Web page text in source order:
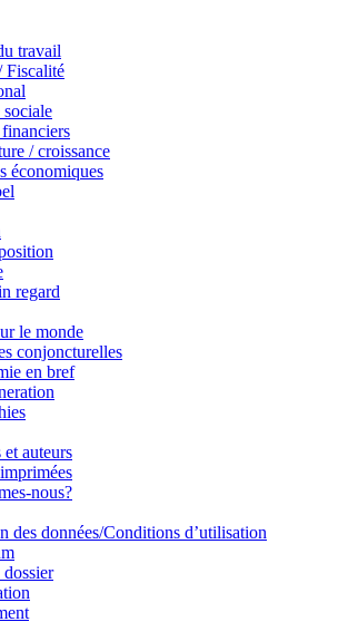
travail
Fiscalité
/ croissance
économiques
regard
le monde
conjoncturelles
en bref
auteurs
nous?
des données/Conditions d’utilisation